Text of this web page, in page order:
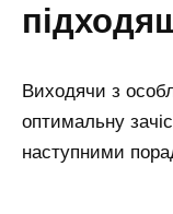
Виходячи з
оптимальну
наступними